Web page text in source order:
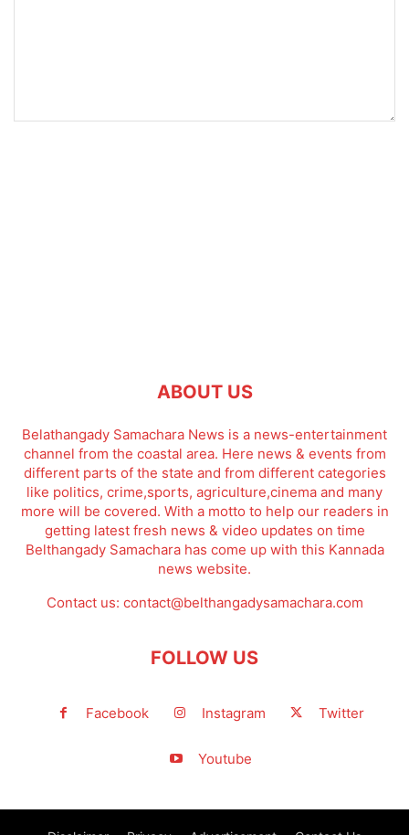
ABOUT US
Belathangady Samachara News is a news-entertainment
channel from the coastal area. Here news & events from
different parts of the state and from different categories
like politics, crime,sports, agriculture,cinema and many
more will be covered. With a motto to help our readers in
getting latest fresh news & video updates on time
Belthangady Samachara has come up with this Kannada
news website.
Contact us: contact@belthangadysamachara.com
FOLLOW US
Facebook Instagram Twitter
Youtube